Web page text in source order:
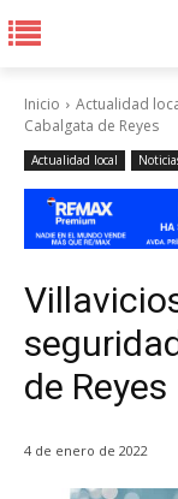
Inicio Actualidad
Cabalgata de Reyes
Actualidad local
de Reyes
4 de enero de 2022